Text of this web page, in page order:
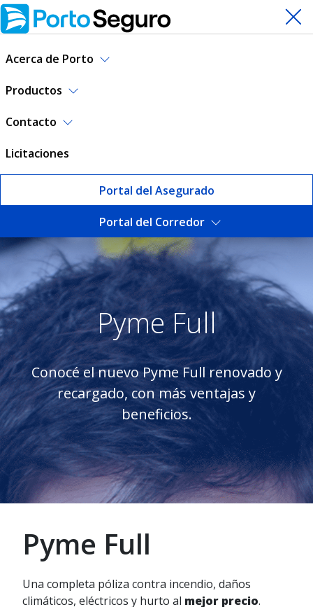
Acerca de Porto
Productos
Contacto
Licitaciones
Portal del Asegurado
Portal del Corredor
Seguro Pyme Full | Porto
Pyme Full
Conocé el nuevo Pyme Full renovado y
recargado, con más ventajas y
beneficios.
Pyme Full
Una completa póliza contra incendio, daños
climáticos, eléctricos y hurto al mejor precio.